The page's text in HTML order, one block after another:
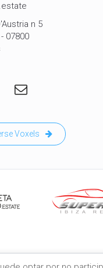
n 5
07800
Voxels